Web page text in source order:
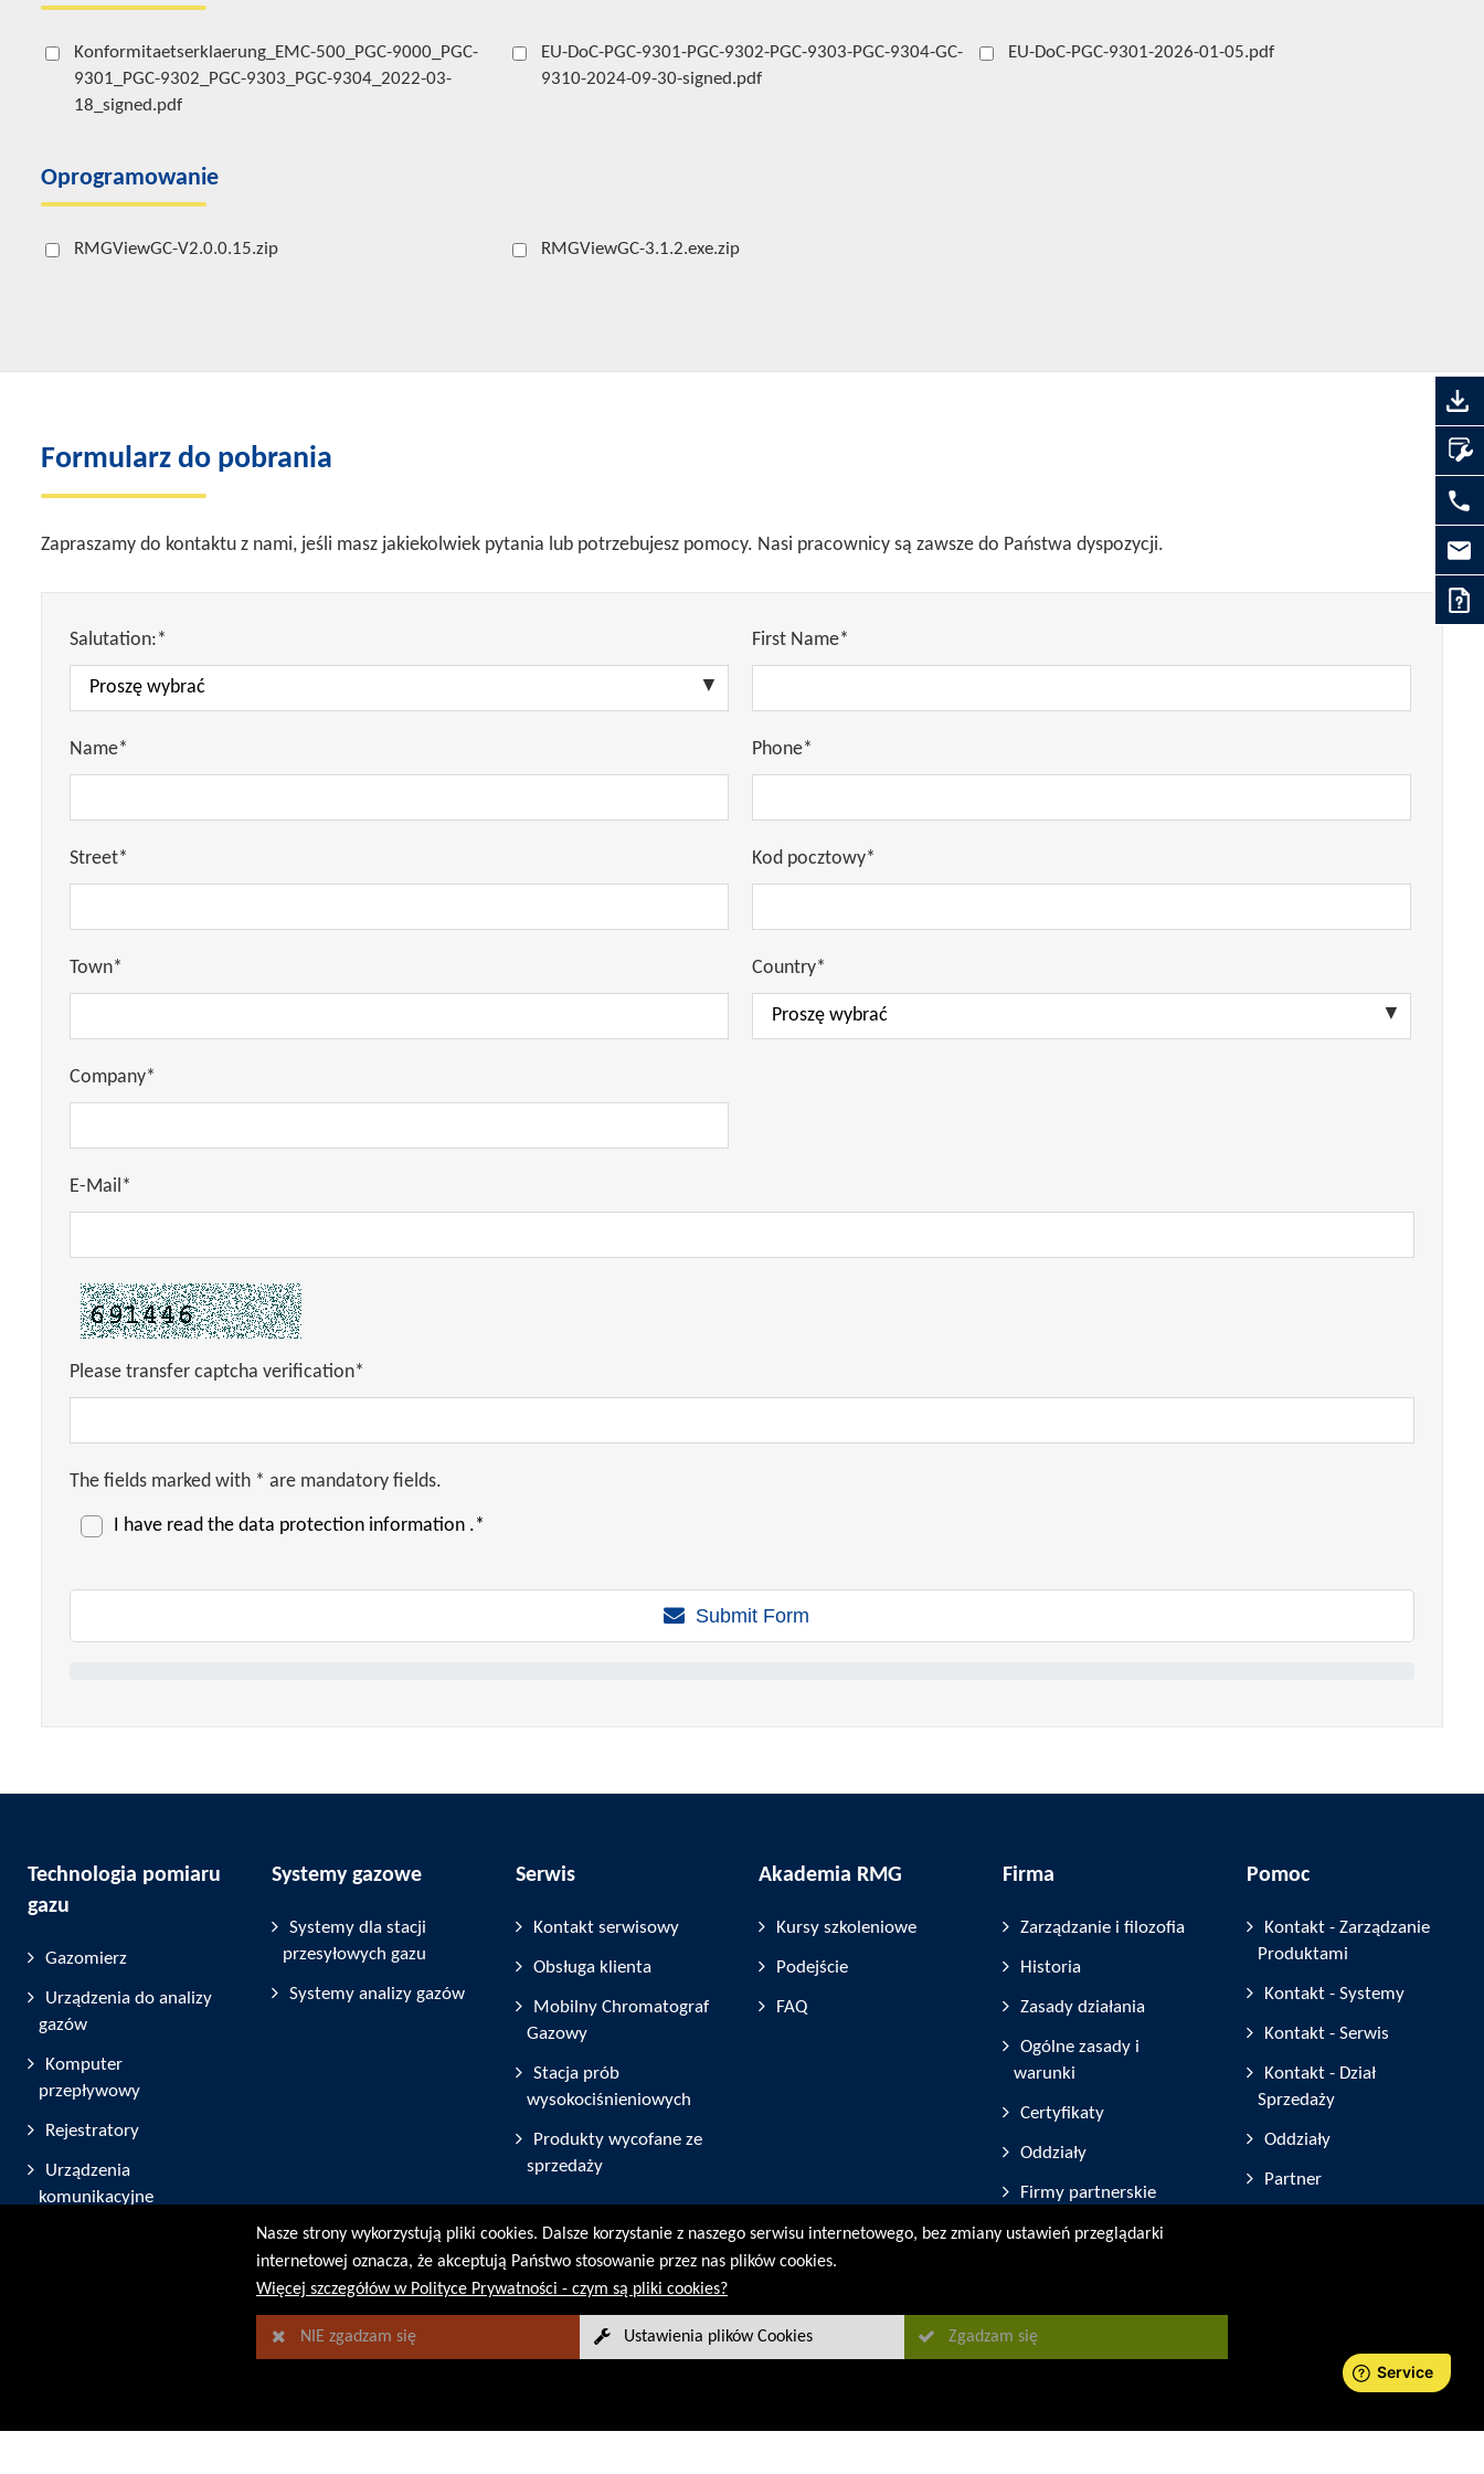
Konformitaetserklaerung_EMC-500_PGC-9000_PGC-
9301_PGC-9302_PGC-9303_PGC-9304_2022-03-
18_signed.pdf
EU-DoC-PGC-9301-PGC-9302-PGC-9303-PGC-9304-GC-
9310-2024-09-30-signed.pdf
EU-DoC-PGC-9301-2026-01-05.pdf
Oprogramowanie
RMGViewGC-V2.0.0.15.zip RMGViewGC-3.1.2.exe.zip
Formularz do pobrania
Zapraszamy do kontaktu z nami, jeśli masz jakiekolwiek pytania lub potrzebujesz pomocy. Nasi pracownicy są zawsze do Państwa dyspozycji.
Salutation:* First Name*
Name* Phone*
Street* Kod pocztowy*
Town* Country*
Company*
E-Mail*
Please transfer captcha verification*
The fields marked with * are mandatory fields.
I have read the data protection information .*
Submit Form
Technologia pomiaru
gazu
Gazomierz
Urządzenia do analizy
gazów
Komputer
przepływowy
Rejestratory
Urządzenia
komunikacyjne
Systemy gazowe
Systemy dla stacji
przesyłowych gazu
Systemy analizy gazów
Serwis
Kontakt serwisowy
Obsługa klienta
Mobilny Chromatograf
Gazowy
Stacja prób
wysokociśnieniowych
Produkty wycofane ze
sprzedaży
Akademia RMG
Kursy szkoleniowe
Podejście
FAQ
Firma
Zarządzanie i filozofia
Historia
Zasady działania
Ogólne zasady i
warunki
Certyfikaty
Oddziały
Firmy partnerskie
Pomoc
Kontakt - Zarządzanie
Produktami
Kontakt - Systemy
Kontakt - Serwis
Kontakt - Dział
Sprzedaży
Oddziały
Partner
Nasze strony wykorzystują pliki cookies. Dalsze korzystanie z naszego serwisu internetowego, bez zmiany ustawień przeglądarki
internetowej oznacza, że akceptują Państwo stosowanie przez nas plików cookies.
Więcej szczegółów w Polityce Prywatności - czym są pliki cookies?
NIE zgadzam się Ustawienia plików Cookies Zgadzam się